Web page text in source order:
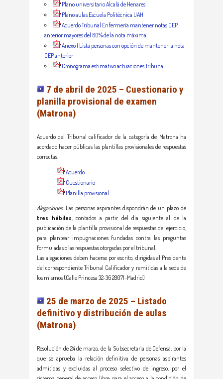
Plano universitario Alcalá de Henares
Plano aulas Escuela Politécnica UAH
Acuerdo Tribunal Enfermería mantener notas OEP
anterior mayores del 60% de la nota máxima
Anexo I Lista personas con opción de mantener la nota
OEP anterior
Cronograma estimativo actuaciones Tribunal
7 de abril de 2025 – Cuestionario y
planilla provisional de examen
(Matrona)
Acuerdo del Tribunal calificador de la categoría de Matrona ha
acordado hacer públicas las plantillas provisionales de respuestas
correctas.
Acuerdo
Cuestionario
Planilla provisional
Alegaciones: Las personas aspirantes dispondrán de un plazo de
tres hábiles, contados a partir del día siguiente al de la
publicación de la plantilla provisional de respuestas del ejercicio,
para plantear impugnaciones fundadas contra las preguntas
formuladas o las respuestas otorgadas por el tribunal.
Las alegaciones deben hacerse por escrito, dirigidas al Presidente
del correspondiente Tribunal Calificador y remitidas a la sede de
los mismos (Calle Princesa 32-36 28071-Madrid)
25 de marzo de 2025 – Listado
definitivo y distribución de aulas
(Matrona)
Resolución de 24 de marzo, de la Subsecretaria de Defensa, por la
que se aprueba la relación definitiva de personas aspirantes
admitidas y excluidas al proceso selectivo de ingreso, por el